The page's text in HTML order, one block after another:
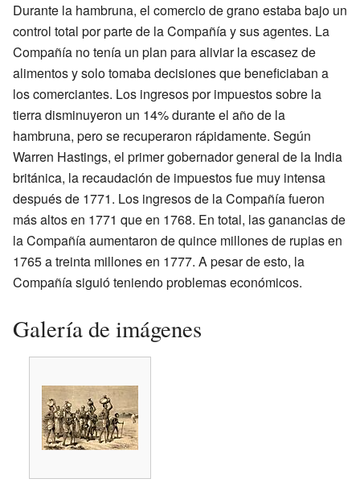
Durante la hambruna, el comercio de grano estaba bajo un
control total por parte de la Compañía y sus agentes. La
Compañía no tenía un plan para aliviar la escasez de
alimentos y solo tomaba decisiones que beneficiaban a
los comerciantes. Los ingresos por impuestos sobre la
tierra disminuyeron un 14% durante el año de la
hambruna, pero se recuperaron rápidamente. Según
Warren Hastings, el primer gobernador general de la India
británica, la recaudación de impuestos fue muy intensa
después de 1771. Los ingresos de la Compañía fueron
más altos en 1771 que en 1768. En total, las ganancias de
la Compañía aumentaron de quince millones de rupias en
1765 a treinta millones en 1777. A pesar de esto, la
Compañía siguió teniendo problemas económicos.
Galería de imágenes